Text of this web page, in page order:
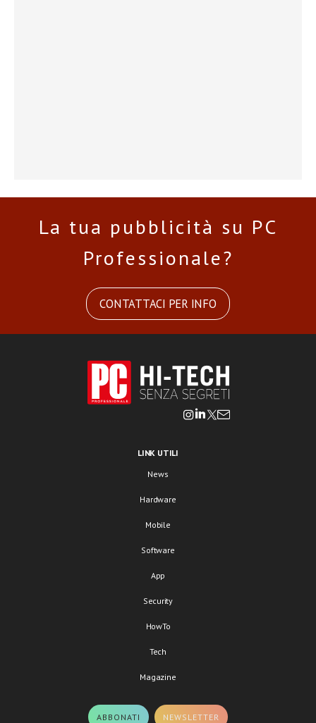
La tua pubblicità su PC
Professionale?
CONTATTACI PER INFO
LINK UTILI
News
Hardware
Mobile
Software
App
Security
HowTo
Tech
Magazine
ABBONATI NEWSLETTER